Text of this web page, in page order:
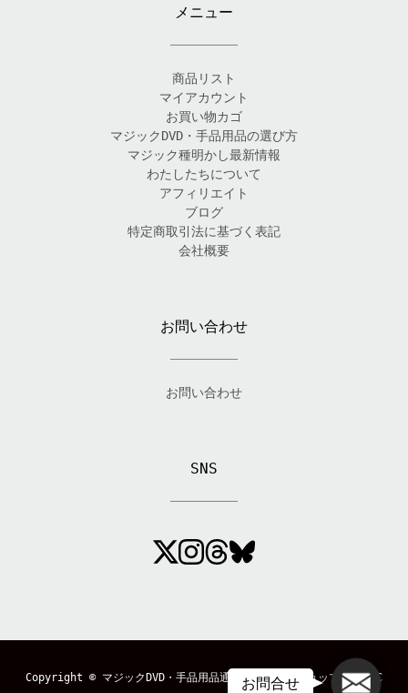
メニュー
商品リスト
マイアカウント
お買い物カゴ
マジックDVD・手品用品の選び方
マジック種明かし最新情報
わたしたちについて
アフィリエイト
ブログ
特定商取引法に基づく表記
会社概要
お問い合わせ
お問い合わせ
SNS
Copyright © マジックDVD・手品用品通販のマジックショップ「MAGIC
メール
お問合せ